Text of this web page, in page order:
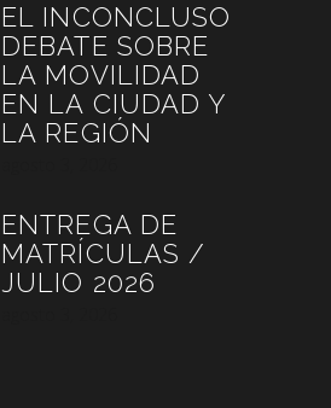
EL INCONCLUSO
DEBATE SOBRE
LA MOVILIDAD
EN LA CIUDAD Y
LA REGIÓN
ENTREGA DE
MATRÍCULAS /
JULIO 2026